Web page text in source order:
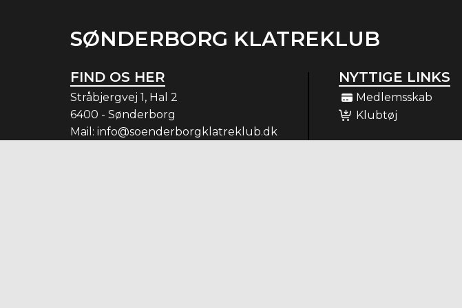
SØNDERBORG KLATREKLUB
FIND OS HER
Stråbjergvej 1, Hal 2
6400 - Sønderborg
Mail: info@soenderborgklatreklub.dk
NYTTIGE LINKS
Medlemsskab
Klubtøj